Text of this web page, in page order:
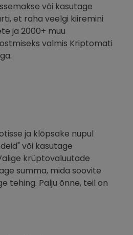
või kasutage
et raha veelgi kiiremini
ja 2000+ muu
valmis Kriptomati
ja klõpsake nupul
või kasutage
krüptovaluutade
summa, mida soovite
tehing. Palju õnne, teil on